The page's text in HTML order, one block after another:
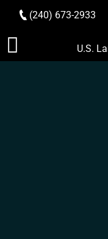
Saltar
(240) 673-2933
U.S.